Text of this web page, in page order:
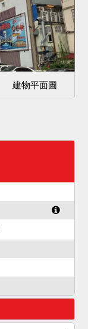
建物平面圖